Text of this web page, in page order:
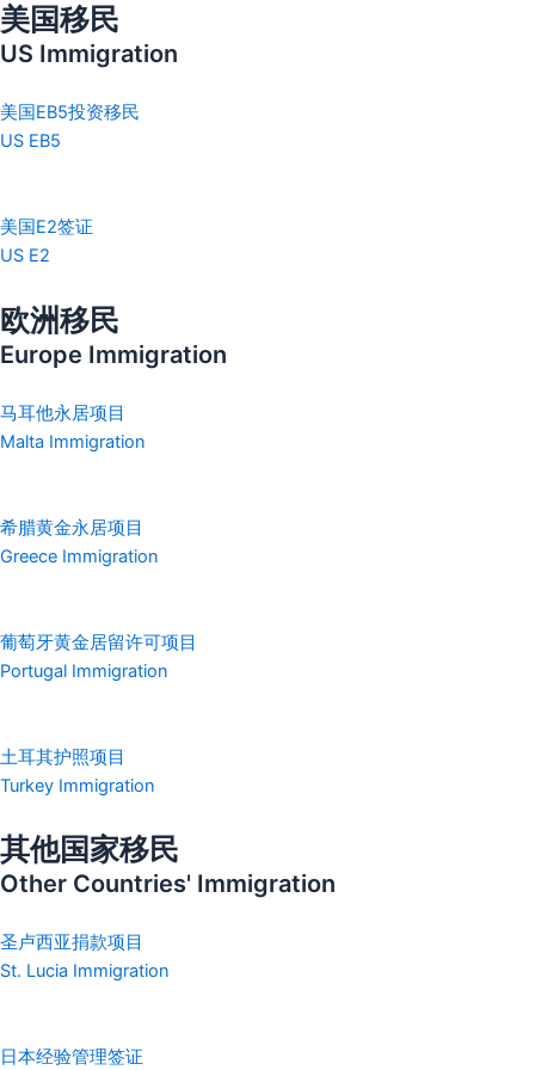
美国移民
US Immigration
美国EB5投资移民
US EB5
美国E2签证
US E2
欧洲移民
Europe Immigration
马耳他永居项目
Malta Immigration
希腊黄金永居项目
Greece Immigration
葡萄牙黄金居留许可项目
Portugal Immigration
土耳其护照项目
Turkey Immigration
其他国家移民
Other Countries' Immigration
圣卢西亚捐款项目
St. Lucia Immigration
日本经验管理签证